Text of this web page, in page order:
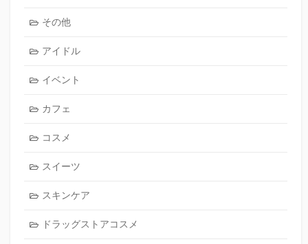
その他
アイドル
イベント
カフェ
コスメ
スイーツ
スキンケア
ドラッグストアコスメ